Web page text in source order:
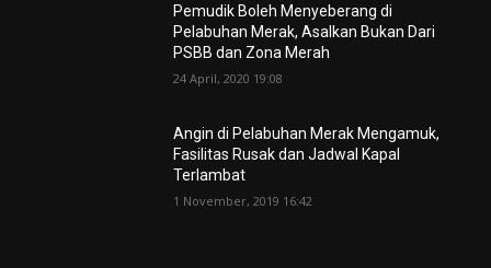
Pemudik Boleh Menyeberang di
Pelabuhan Merak, Asalkan Bukan Dari
PSBB dan Zona Merah
24 April, 2020 19:08
Angin di Pelabuhan Merak Mengamuk,
Fasilitas Rusak dan Jadwal Kapal
Terlambat
1 November, 2019 16:42